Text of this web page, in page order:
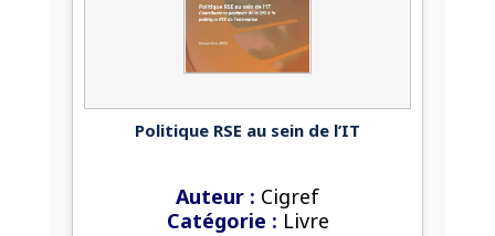
Politique RSE au sein de l’IT
Auteur : Cigref
Catégorie : Livre